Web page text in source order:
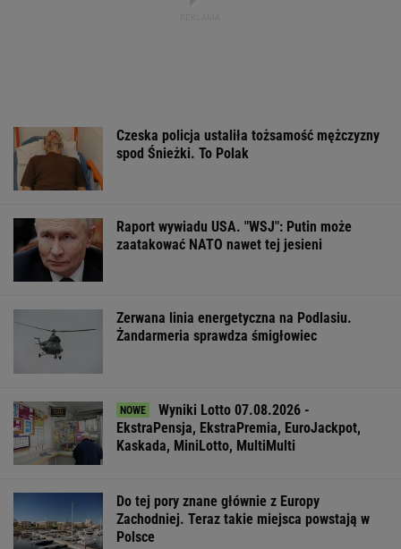
Czeska policja ustaliła tożsamość mężczyzny
spod Śnieżki. To Polak
Raport wywiadu USA. "WSJ": Putin może
zaatakować NATO nawet tej jesieni
Zerwana linia energetyczna na Podlasiu.
Żandarmeria sprawdza śmigłowiec
Wyniki Lotto 07.08.2026 -
EkstraPensja, EkstraPremia, EuroJackpot,
Kaskada, MiniLotto, MultiMulti
Do tej pory znane głównie z Europy
Zachodniej. Teraz takie miejsca powstają w
Polsce